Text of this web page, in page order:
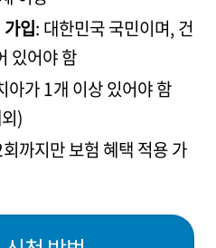
입: 대한민국 국민이며, 건
있어야 함
아가 1개 이상 있어야 함
)
까지만 보험 혜택 적용 가